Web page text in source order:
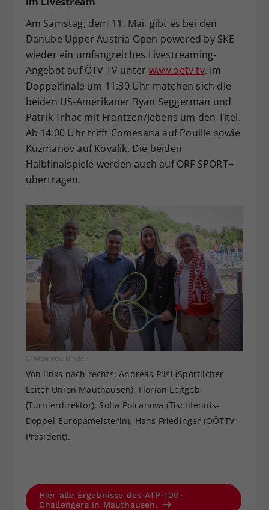
Am Samstag, dem 11. Mai, gibt es bei den
Danube Upper Austria Open powered by SKE
wieder ein umfangreiches Livestreaming-
Angebot auf ÖTV TV unter www.oetv.tv. Im
Doppelfinale um 11:30 Uhr matchen sich die
beiden US-Amerikaner Ryan Seggerman und
Patrik Trhac mit Frantzen/Jebens um den Titel.
Ab 14:00 Uhr trifft Comesana auf Pouille sowie
Kuzmanov auf Kovalik. Die beiden
Halbfinalspiele werden auch auf ORF SPORT+
übertragen.
© Manfred Binder
Von links nach rechts: Andreas Pilsl (Sportlicher
Leiter Union Mauthausen), Florian Leitgeb
(Turnierdirektor), Sofia Polcanova (Tischtennis-
Doppel-Europameisterin), Hans Friedinger (OÖTTV-
Präsident).
Hier alle Ergebnisse des ATP-100-
Challengers in Mauthausen.